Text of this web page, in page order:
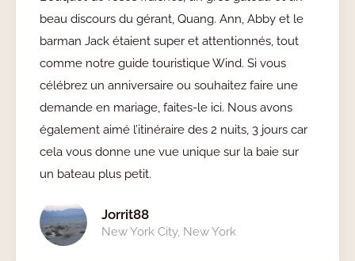
beau discours du gérant, Quang. Ann, Abby et le
barman Jack étaient super et attentionnés, tout
comme notre guide touristique Wind. Si vous
célébrez un anniversaire ou souhaitez faire une
demande en mariage, faites-le ici. Nous avons
également aimé l’itinéraire des 2 nuits, 3 jours car
cela vous donne une vue unique sur la baie sur
un bateau plus petit.
Jorrit88
New York City, New York